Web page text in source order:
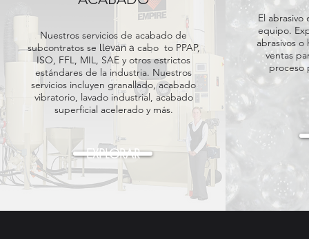
Nuestros servicios de acabado de
subcontratos se llevan a cabo to PPAP,
ISO, FFL, MIL, SAE y otros estrictos
estándares de la industria. Nuestros
servicios incluyen granallado, acabado
vibratorio, lavado industrial, acabado
superficial acelerado y más.
EXPLORAR
El
equipo.
abrasivos
ventas
proceso